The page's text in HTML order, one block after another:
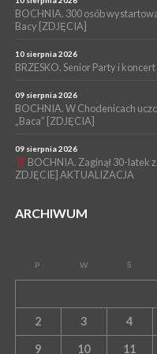
BOCHNIA. Podpisano
projektowej przebudowy
BOCHNIA. 300 osób
Bacy [ZDJĘCIA]
10 sierpnia 2026
BRZESKO. Senior Party i
09 sierpnia 2026
BOCHNIA. W Chodenicach
„Baca” [ZDJĘCIA]
09 sierpnia 2026
BOCHNIA. Zaginął 30-latek
ZDJĘCIE] AKTUALIZACJA
ARCHIWUM
P W Ś
2 3 4
9 10 11